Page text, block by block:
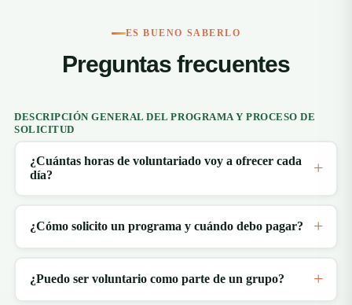
ES BUENO SABERLO
Preguntas frecuentes
DESCRIPCIÓN GENERAL DEL PROGRAMA Y PROCESO DE
SOLICITUD
¿Cuántas horas de voluntariado voy a ofrecer cada
día?
¿Cómo solicito un programa y cuándo debo pagar?
¿Puedo ser voluntario como parte de un grupo?